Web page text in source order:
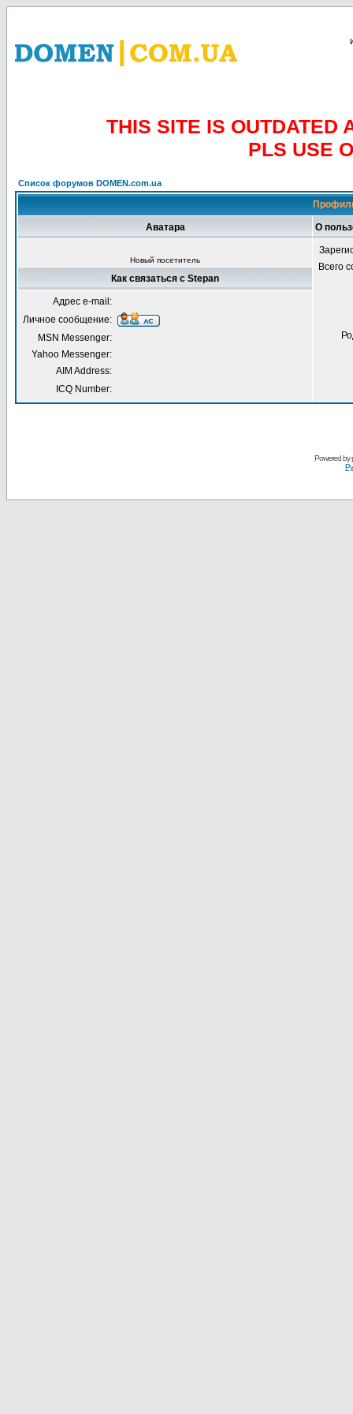
THIS SITE IS OUTDATED
PLS USE
Список форумов DOMEN.com.ua
Аватара О
Новый посетитель
Всего
Как связаться с Stepan
Адрес e-mail:
Личное сообщение:
MSN Messenger:
Yahoo Messenger:
AIM Address:
ICQ Number:
Powered by